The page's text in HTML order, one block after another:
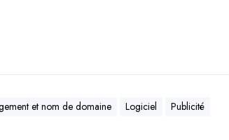
et nom de domaine Logiciel
Publicité